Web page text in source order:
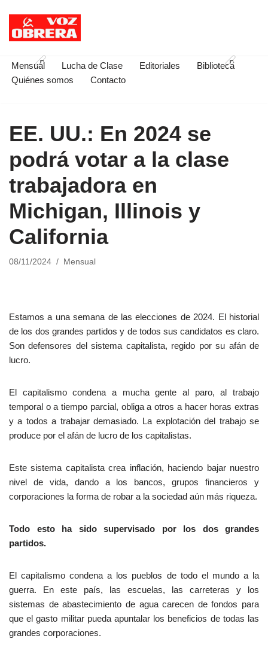
Saltar
contenido
Mensual Lucha de Clase Editoriales
Biblioteca
Quiénes somos
Contacto
EE. UU.: En 2024 se
podrá votar a la clase
trabajadora en
Michigan, Illinois y
California
08/11/2024 Mensual
Estamos a una semana de las elecciones de 2024. El historial
de los dos grandes partidos y de todos sus candidatos es claro.
Son defensores del sistema capitalista, regido por su afán de
lucro.
El capitalismo condena a mucha gente al paro, al trabajo
temporal o a tiempo parcial, obliga a otros a hacer horas extras
y a todos a trabajar demasiado. La explotación del trabajo se
produce por el afán de lucro de los capitalistas.
Este sistema capitalista crea inflación, haciendo bajar nuestro
nivel de vida, dando a los bancos, grupos financieros y
corporaciones la forma de robar a la sociedad aún más riqueza.
Todo esto ha sido supervisado por los dos grandes
partidos.
El capitalismo condena a los pueblos de todo el mundo a la
guerra. En este país, las escuelas, las carreteras y los
sistemas de abastecimiento de agua carecen de fondos para
que el gasto militar pueda apuntalar los beneficios de todas las
grandes corporaciones.